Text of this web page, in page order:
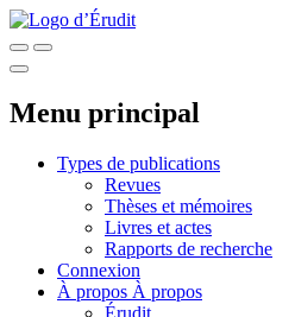
Menu principal
Types de publications
Revues
Thèses et mémoires
Livres et actes
Rapports de recherche
Connexion
À propos À propos
Érudit